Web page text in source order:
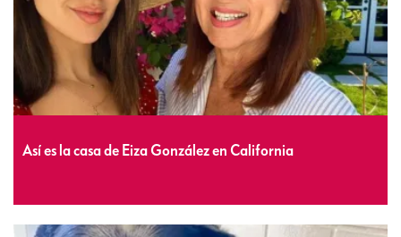
Así es la casa de Eiza González en California